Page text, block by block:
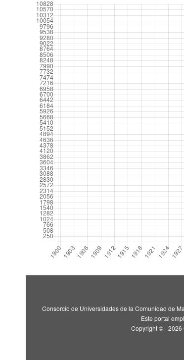
Consorcio de Universidades de la Comunidad de
Este portal
Copyright © - 2026